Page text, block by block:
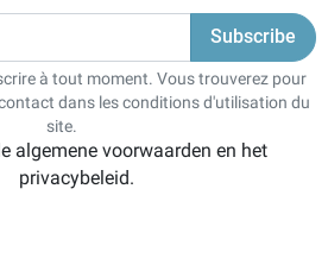
à tout moment. Vous trouverez pour
dans les conditions d'utilisation du
site.
algemene voorwaarden en het
privacybeleid.